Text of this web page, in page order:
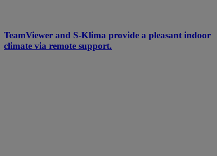
TeamViewer and S-Klima provide a pleasant indoor
climate via remote support.